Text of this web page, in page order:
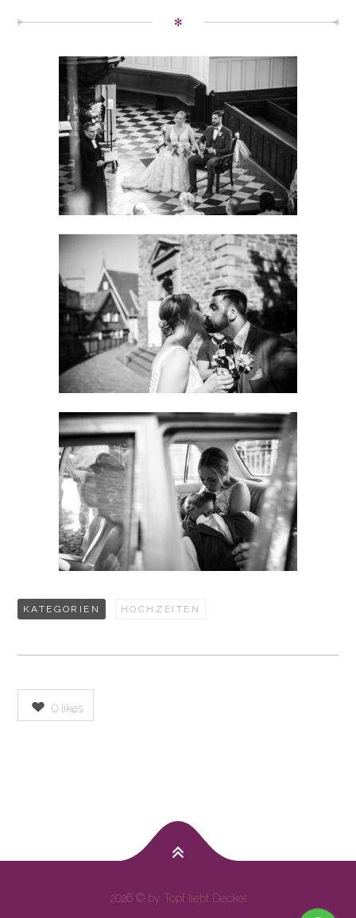
✻
KATEGORIEN HOCHZEITEN
0 likes
2026 © by Topf liebt Deckel